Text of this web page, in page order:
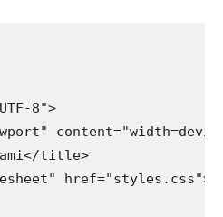
8">
title>
href="styles.css">